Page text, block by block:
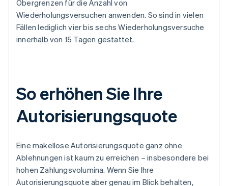
Obergrenzen für die Anzahl von
Wiederholungsversuchen anwenden. So sind in vielen
Fällen lediglich vier bis sechs Wiederholungsversuche
innerhalb von 15 Tagen gestattet.
So erhöhen Sie Ihre
Autorisierungsquote
Eine makellose Autorisierungsquote ganz ohne
Ablehnungen ist kaum zu erreichen – insbesondere bei
hohen Zahlungsvolumina. Wenn Sie Ihre
Autorisierungsquote aber genau im Blick behalten,